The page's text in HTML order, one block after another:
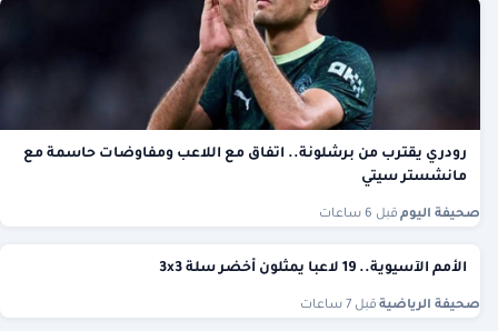
رودري يقترب من برشلونة.. اتفاق مع اللاعب ومفاوضات حاسمة مع
مانشستر سيتي
صحيفة اليوم قبل 6 ساعات
الأمم الآسيوية.. 19 لاعبا يمثلون أخضر سلة 3x3
صحيفة الرياضية قبل 7 ساعات